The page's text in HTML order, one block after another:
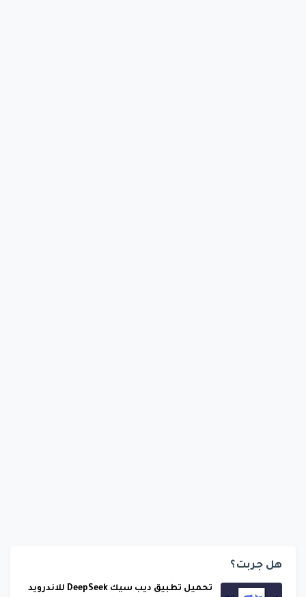
هل جربت؟
تحميل تطبيق ديب سيك DeepSeek للاندرويد